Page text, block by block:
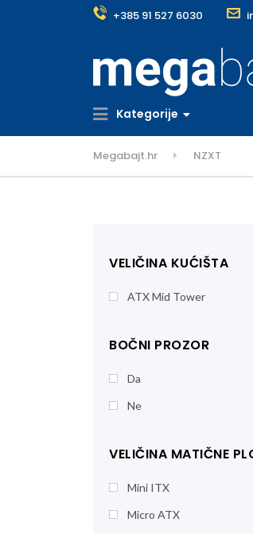
+385 91 527 6030
Kategorije
Megabajt.hr NZXT
VELIČINA KUĆIŠTA
ATX Mid Tower
BOČNI PROZOR
Da
Ne
VELIČINA MATIČNE
Mini ITX
Micro ATX